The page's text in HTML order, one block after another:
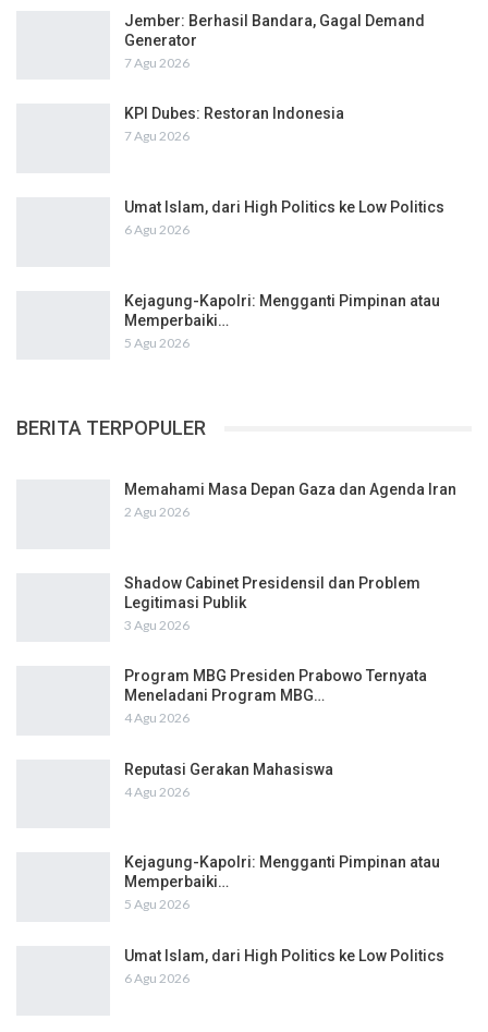
Jember: Berhasil Bandara, Gagal Demand
Generator
7 Agu 2026
KPI Dubes: Restoran Indonesia
7 Agu 2026
Umat Islam, dari High Politics ke Low Politics
6 Agu 2026
Kejagung-Kapolri: Mengganti Pimpinan atau
Memperbaiki…
5 Agu 2026
BERITA TERPOPULER
Memahami Masa Depan Gaza dan Agenda Iran
2 Agu 2026
Shadow Cabinet Presidensil dan Problem
Legitimasi Publik
3 Agu 2026
Program MBG Presiden Prabowo Ternyata
Meneladani Program MBG…
4 Agu 2026
Reputasi Gerakan Mahasiswa
4 Agu 2026
Kejagung-Kapolri: Mengganti Pimpinan atau
Memperbaiki…
5 Agu 2026
Umat Islam, dari High Politics ke Low Politics
6 Agu 2026